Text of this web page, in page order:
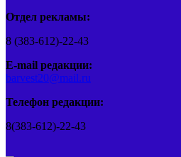
Отдел рекламы:
8 (383-612)-22-43
E-mail редакции:
barvest20@mail.ru
Телефон редакции:
8(383-612)-22-43